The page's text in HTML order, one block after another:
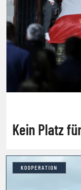
Kein Platz
KOOPERATION